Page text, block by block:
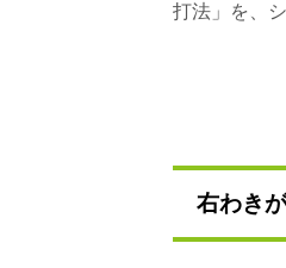
打法」を、
右わき